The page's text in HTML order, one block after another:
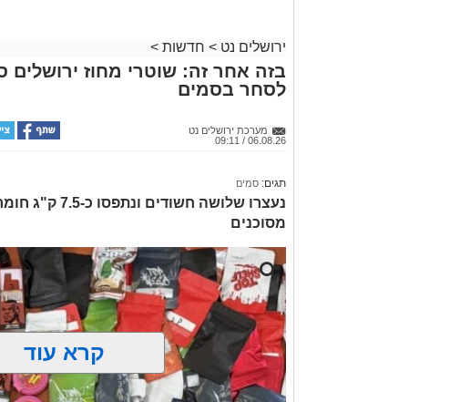
ירושלים נט > חדשות >
בזה אחר זה: שוטרי מחוז ירושלים
לסחר בסמים
מערכת ירושלים נט
06.08.26 / 09:11
תגים: סמים
נעצרו שלושה
מסוכנים
קרא עוד